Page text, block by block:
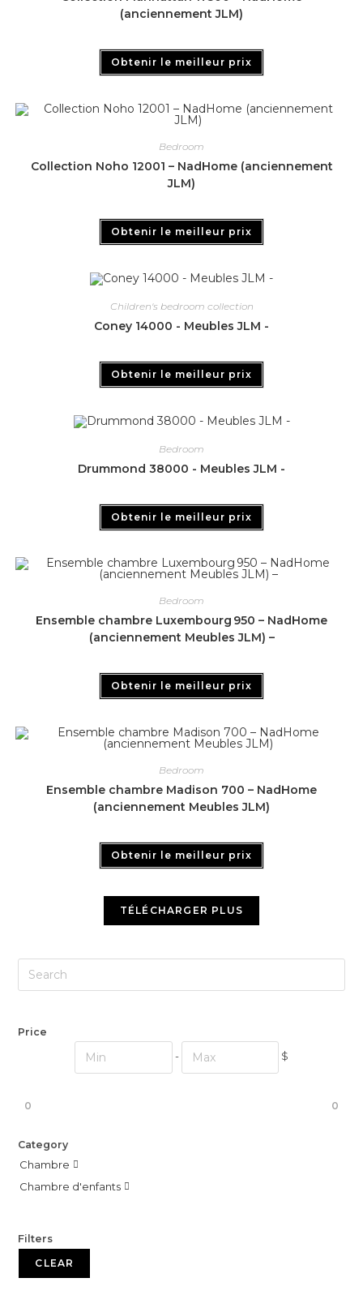
(anciennement JLM)
Obtenir le meilleur prix
Bedroom
Collection Noho 12001 – NadHome (anciennement
JLM)
Obtenir le meilleur prix
Children's bedroom collection
Coney 14000 - Meubles JLM -
Obtenir le meilleur prix
Bedroom
Drummond 38000 - Meubles JLM -
Obtenir le meilleur prix
Bedroom
Ensemble chambre Luxembourg 950 – NadHome
(anciennement Meubles JLM) –
Obtenir le meilleur prix
Bedroom
Ensemble chambre Madison 700 – NadHome
(anciennement Meubles JLM)
Obtenir le meilleur prix
TÉLÉCHARGER PLUS
Price
- $
0 0
Category
Chambre 
Chambre d'enfants 
Filters
CLEAR